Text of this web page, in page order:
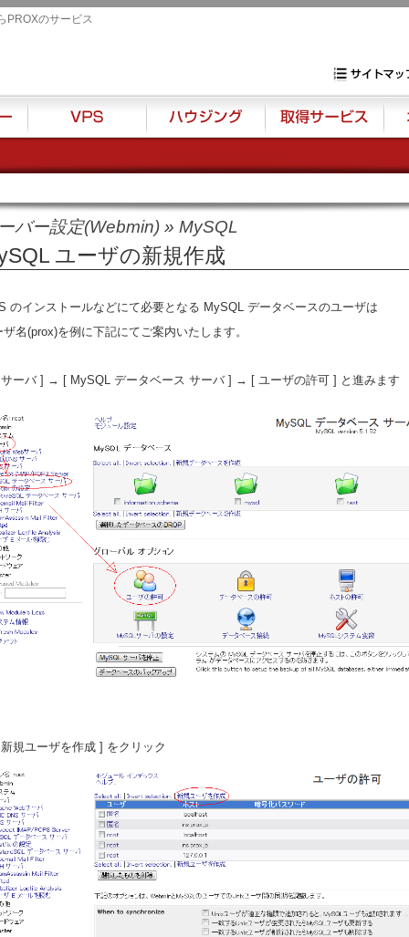
PROXのサービス
バー設定(Webmin)» MySQL
ユーザの新規作成
のインストールなどにて必要となる MySQL データベースのユーザは
ザ名(prox)を例に下記にてご案内いたします。
ーバ ] → [ MySQL データベース サーバ ] → [ ユーザの許可 ] と進みます
規ユーザを作成 ] をクリック
VPS ハウジング 取得サービス オプ